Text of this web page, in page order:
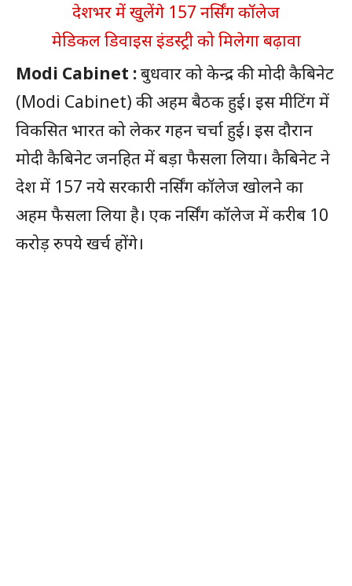
देशभर में खुलेंगे 157 नर्सिंग कॉलेज
मेडिकल डिवाइस इंडस्ट्री को मिलेगा बढ़ावा
Modi Cabinet :बुधवार को केन्द्र की मोदी कैबिनेट
(Modi Cabinet) की अहम बैठक हुई। इस मीटिंग में
विकसित भारत को लेकर गहन चर्चा हुई। इस दौरान
मोदी कैबिनेट जनहित में बड़ा फैसला लिया। कैबिनेट ने
देश में 157 नये सरकारी नर्सिंग कॉलेज खोलने का
अहम फैसला लिया है। एक नर्सिंग कॉलेज में करीब 10
करोड़ रुपये खर्च होंगे।